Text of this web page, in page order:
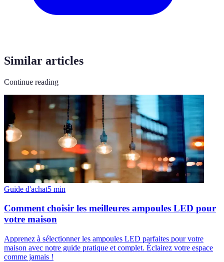
Similar articles
Continue reading
Guide d'achat5 min
Comment choisir les meilleures ampoules LED pour
votre maison
Apprenez à sélectionner les ampoules LED parfaites pour votre
maison avec notre guide pratique et complet. Éclairez votre espace
comme jamais !